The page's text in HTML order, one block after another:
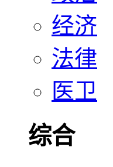
经济
法律
医卫
综合